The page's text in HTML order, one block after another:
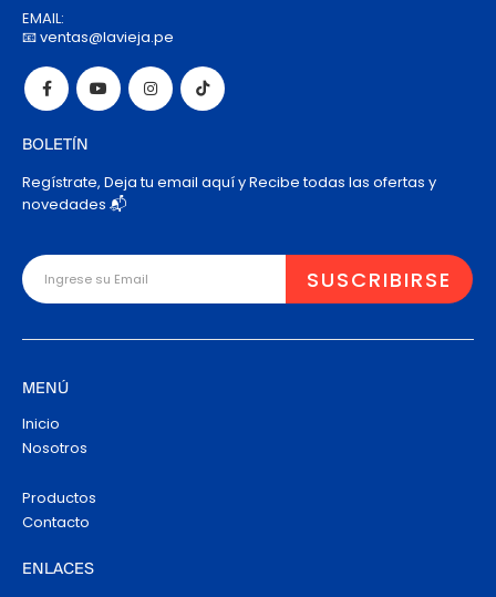
EMAIL:
📧 ventas@lavieja.pe
BOLETÍN
Regístrate, Deja tu email aquí y Recibe todas las ofertas y
novedades 📬
MENÚ
Inicio
Nosotros
Productos
Contacto
ENLACES